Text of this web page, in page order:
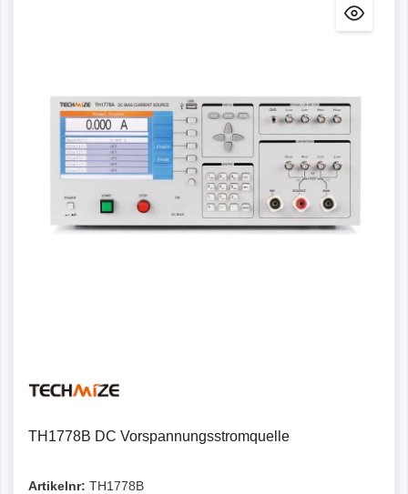
TH1778B DC Vorspannungsstromquelle
Artikelnr: TH1778B